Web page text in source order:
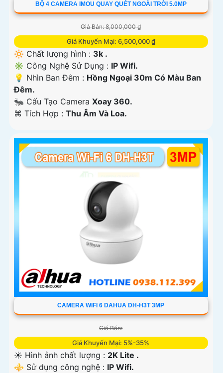
BỘ 4 CAMERA IMOU QUAY QUÉT NGOÀI TRỜI 5.0MP
Giá Bán: 8,000,000 ₫
Giá Khuyến Mại: 6,500,000 ₫
🔆 Chất lượng hình : 3k .
✳️ Công Nghệ Sử Dụng : IP Wifi.
💡 Nhìn Ban Đêm : Hồng Ngoại 30m Có Màu Ban
Ðêm.
🐜 Cấu Tạo Camera Xoay 360.
️⌘ Tích Hợp : Thu Âm Và Loa.
CAMERA WIFI 6 DAHUA DH-H3T 3MP
Giá Bán:
Giá Khuyến Mại: 5%-35%
☀️ Hình ảnh chất lượng : 2K Lite .
⚜️ Sử dụng công nghệ : IP Wifi.